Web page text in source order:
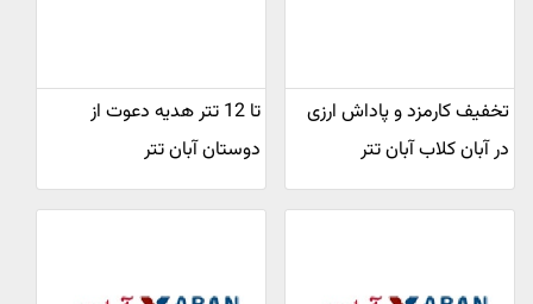
تخفیف کارمزد و پاداش ارزی
در آبان کلاب آبان تتر
تا 12 تتر هدیه دعوت از
دوستان آبان تتر